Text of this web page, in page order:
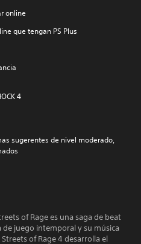
online
que tengan PS Plus
4
sugerentes de nivel moderado,
of Rage es una saga de beat
de juego intemporal y su música
of Rage 4 desarrolla el